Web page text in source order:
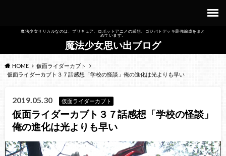
魔法少女リリカルなのは、プリキュア、ロボットアニメの感想、ゴジバトデッキ最強編成をまと
めています。
魔法少女思い出ブログ
HOME
仮面ライダーカブト
仮面ライダーカブト３７話感想「学校の怪談」俺の進化は光よりも早い
2019.05.30 仮面ライダーカブト
仮面ライダーカブト３７話感想「学校の怪談」
俺の進化は光よりも早い